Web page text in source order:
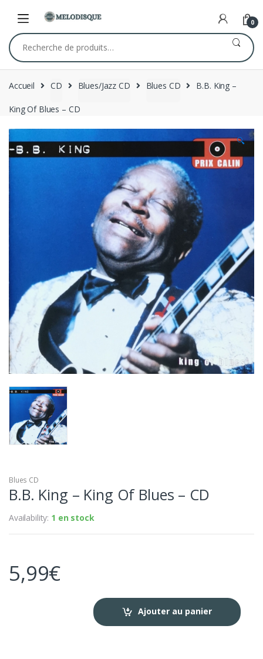
navigation
content
0
Recherche
pour :
Accueil CD Blues/Jazz CD Blues CD B.B. King –
King Of Blues – CD
🔍
Blues CD
B.B. King – King Of Blues – CD
Availability: 1 en stock
5,99€
Ajouter au panier